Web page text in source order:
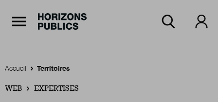
Accueil
Accueil Territoires
WEB EXPERTISES